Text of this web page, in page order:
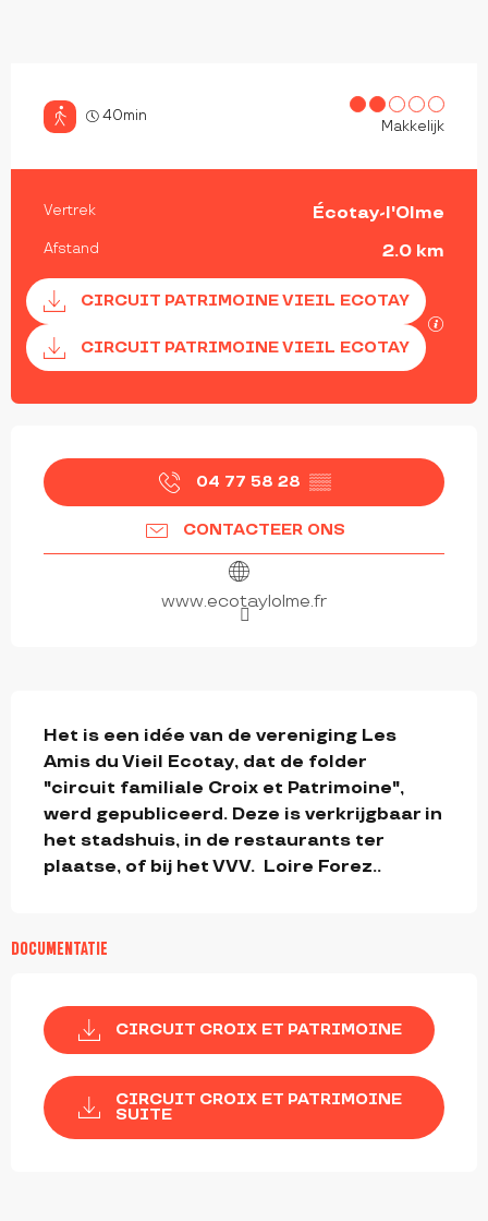
40min
Makkelijk
PRAKTISCHE INFORMATIE
Vertrek Écotay-l'Olme
Afstand 2.0 km
Documentatie
CIRCUIT PATRIMOINE VIEIL ECOTAY
CIRCUIT PATRIMOINE VIEIL ECOTAY
Met
OPENINGSTIJDEN EN
04 77 58 28 ▒▒
CONTACTEER ONS
www.ecotaylolme.fr
Het is een idée van de vereniging Les
Amis du Vieil Ecotay, dat de folder
"circuit familiale Croix et Patrimoine",
werd gepubliceerd. Deze is verkrijgbaar in
het stadshuis, in de restaurants ter
plaatse, of bij het VVV.  Loire Forez..
DOCUMENTATIE
CIRCUIT CROIX ET PATRIMOINE
CIRCUIT CROIX ET PATRIMOINE
SUITE